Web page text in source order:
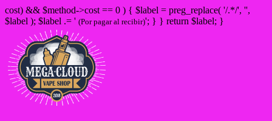
cost) && $method->cost == 0 ) { $label = preg_replace( '/.*/', '',
$label ); $label .= ' (Por pagar al recibir)'; } } return $label; }